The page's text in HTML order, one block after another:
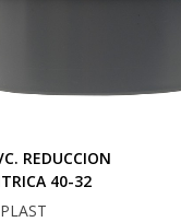
REDUCCION
40-32